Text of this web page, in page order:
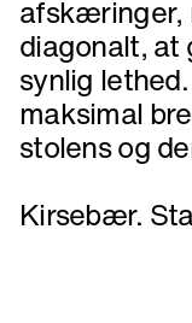
afskæringer,
diagonalt, at
synlig
maksimal
stolens og
Kirsebær.